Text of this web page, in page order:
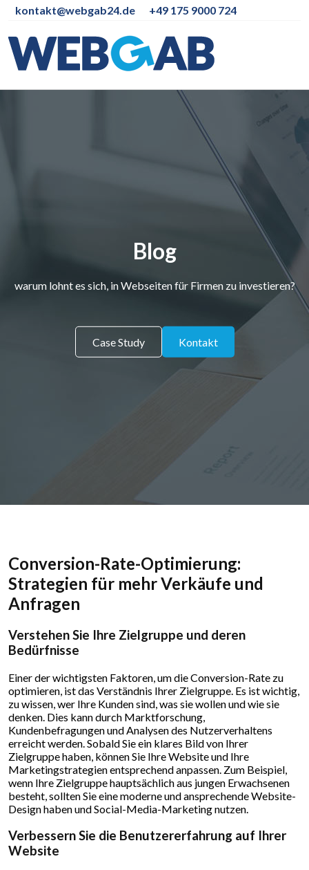
kontakt@webgab24.de +49 175 9000 724
Blog
warum lohnt es sich, in Webseiten für Firmen zu investieren?
Case Study Kontakt
Conversion-Rate-Optimierung:
Strategien für mehr Verkäufe und
Anfragen
Verstehen Sie Ihre Zielgruppe und deren
Bedürfnisse
Einer der wichtigsten Faktoren, um die Conversion-Rate zu
optimieren, ist das Verständnis Ihrer Zielgruppe. Es ist wichtig,
zu wissen, wer Ihre Kunden sind, was sie wollen und wie sie
denken. Dies kann durch Marktforschung,
Kundenbefragungen und Analysen des Nutzerverhaltens
erreicht werden. Sobald Sie ein klares Bild von Ihrer
Zielgruppe haben, können Sie Ihre Website und Ihre
Marketingstrategien entsprechend anpassen. Zum Beispiel,
wenn Ihre Zielgruppe hauptsächlich aus jungen Erwachsenen
besteht, sollten Sie eine moderne und ansprechende Website-
Design haben und Social-Media-Marketing nutzen.
Verbessern Sie die Benutzererfahrung auf Ihrer
Website